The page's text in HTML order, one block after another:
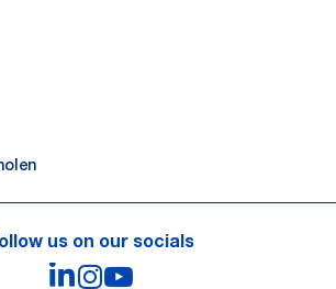
us on our socials
LinkedIn
Instagram